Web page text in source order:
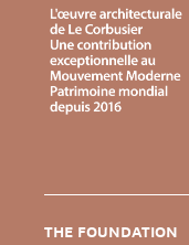
THE FOUNDATION